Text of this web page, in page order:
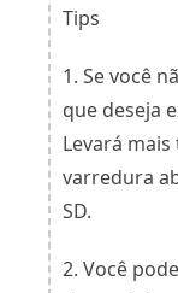
Tips
1. Se você
que deseja
Levará
varredura
SD.
2. Você